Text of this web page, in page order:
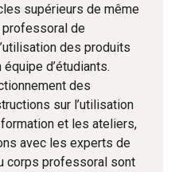
supérieurs de même
de
des produits
d’étudiants.
des
sur l’utilisation
et les ateliers,
avec les experts de
corps professoral sont